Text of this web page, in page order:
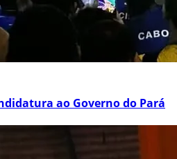
ao Governo do Pará